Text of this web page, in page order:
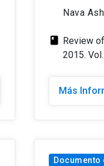
Nava
class
Review
2015.
Más
Documento